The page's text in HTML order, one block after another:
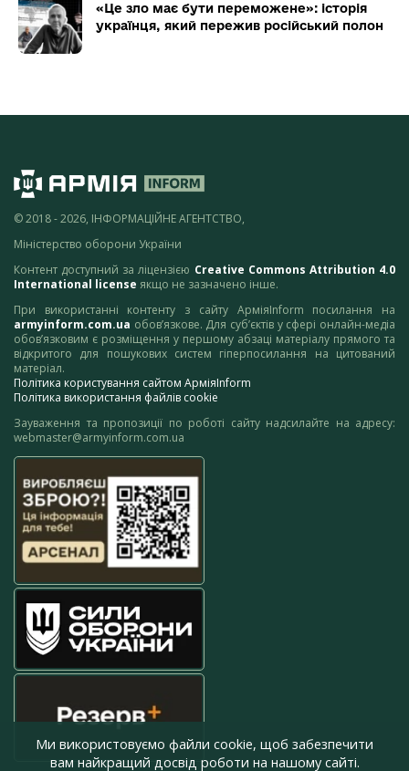
«Це зло має бути переможене»: історія
українця, який пережив російський полон
© 2018 - 2026, ІНФОРМАЦІЙНЕ АГЕНТСТВО,
Міністерство оборони України
Контент доступний за ліцензією Creative Commons Attribution 4.0
International license якщо не зазначено інше.
При використанні контенту з сайту АрміяInform посилання на
armyinform.com.ua обов’язкове. Для суб’єктів у сфері онлайн-медіа
обов’язковим є розміщення у першому абзаці матеріалу прямого та
відкритого для пошукових систем гіперпосилання на цитований
матеріал.
Політика користування сайтом АрміяInform
Політика використання файлів cookie
Зауваження та пропозиції по роботі сайту надсилайте на адресу:
webmaster@armyinform.com.ua
Ми використовуємо файли cookie, щоб забезпечити
вам найкращий досвід роботи на нашому сайті.